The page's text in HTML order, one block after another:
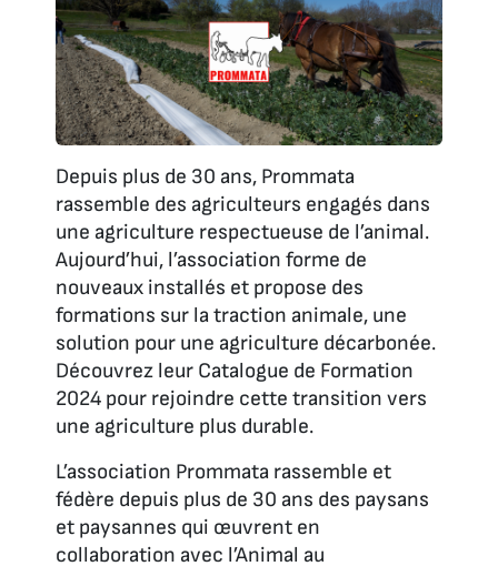
Depuis plus de 30 ans, Prommata
rassemble des agriculteurs engagés dans
une agriculture respectueuse de l’animal.
Aujourd’hui, l’association forme de
nouveaux installés et propose des
formations sur la traction animale, une
solution pour une agriculture décarbonée.
Découvrez leur Catalogue de Formation
2024 pour rejoindre cette transition vers
une agriculture plus durable.
L’association Prommata rassemble et
fédère depuis plus de 30 ans des paysans
et paysannes qui œuvrent en
collaboration avec l’Animal au